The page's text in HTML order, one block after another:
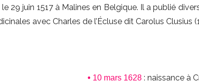
29 juin 1517 à Malines en Belgique. Il a publié
avec Charles de l’Écluse dit Carolus Clusius
• 10 mars 1628: naissance à